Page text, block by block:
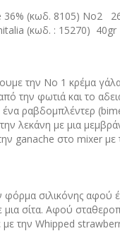
36% (κωδ. 8105) Νο2
(κωδ. : 15270) 40gr
την Νο 1 κρέμα
την φωτιά και το
ραβδομπλέντερ
λεκάνη με μια
ganache στο mixer
σιλικόνης αφού
μια σίτα. Αφού
την Whipped